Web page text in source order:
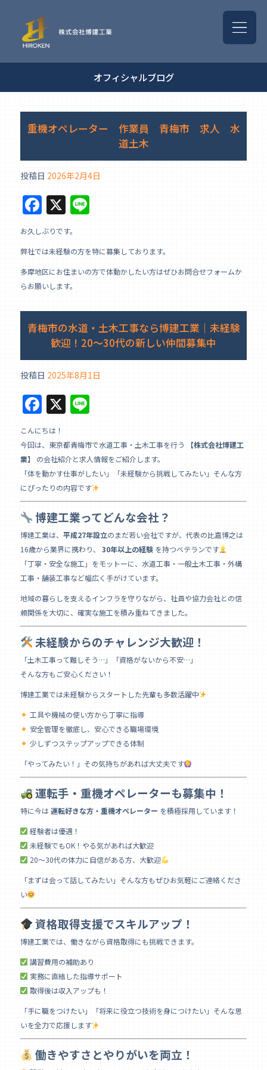
オフィシャルブログ
重機オペレーター 作業員 青梅市 求人 水
道土木
投稿日 2026年2月4日
F
a
c
e
b
o
k
X Li
e
お久しぶりです。
弊社では未経験の方を特に募集しております。
多摩地区にお住まいの方で体動かしたい方はぜひお問合せフォームか
らお願いします。
青梅市の水道・土木工事なら博建工業｜未経験
歓迎！20〜30代の新しい仲間募集中
投稿日 2025年8月1日
F
a
c
e
b
o
o
k
X Li
e
こんにちは！
今回は、東京都青梅市で水道工事・土木工事を行う
【株式会社博建工
業】
の会社紹介と求人情報をご紹介します。
「体を動かす仕事がしたい」「未経験から挑戦してみたい」そんな方
にぴったりの内容です
博建工業ってどんな会社？
博建工業は、 平成27年設立のまだ若い会社ですが、代表の比嘉博之は
16歳から業界に携わり、 30年以上の経験を持つベテランです
「丁寧・安全な施工」をモットーに、水道工事・一般土木工事・外構
工事・舗装工事など幅広く手がけています。
地域の暮らしを支えるインフラを守りながら、社員や協力会社との信
頼関係を大切に、確実な施工を積み重ねてきました。
未経験からのチャレンジ大歓迎！
「土木工事って難しそう…」「資格がないから不安…」
そんな方もご安心ください！
博建工業では未経験からスタートした先輩も多数活躍中
工具や機械の使い方から丁寧に指導
安全管理を徹底し、安心できる職場環境
少しずつステップアップできる体制
「やってみたい！」その気持ちがあれば大丈夫です
運転手・重機オペレーターも募集中！
特に今は運転好きな方・重機オペレーター を積極採用しています！
経験者は優遇！
未経験でもOK！やる気があれば大歓迎
20〜30代の体力に自信がある方、大歓迎
「まずは会って話してみたい」そんな方もぜひお気軽にご連絡くださ
い
資格取得支援でスキルアップ！
博建工業では、働きながら資格取得にも挑戦できます。
講習費用の補助あり
実務に直結した指導サポート
取得後は収入アップも！
「手に職をつけたい」「将来に役立つ技術を身につけたい」そんな思
いを全力で応援します
働きやすさとやりがいを両立！